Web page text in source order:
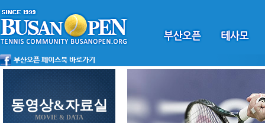
동영상&자료실
MOVIE & DATA